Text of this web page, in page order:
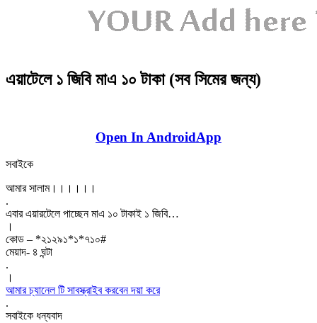
এয়াটেলে ১ জিবি মাএ ১০ টাকা (সব সিমের জন্য)
Open In AndroidApp
সবাইকে
আমার সালাম।।।।।।
.
এবার এয়ারটেলে পাচ্ছেন মাএ ১০ টাকাই ১ জিবি…
।
কোড – *২১২৯১*১*৭১০#
মেয়াদ- ৪ ঘন্টা
.
।
আমার চ্যানেল টি সাবস্ক্রাইব করবেন দয়া করে
.
সবাইকে ধন্যবাদ